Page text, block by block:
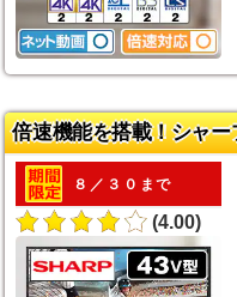
倍速機能を搭載！シャ
８／３０まで
(4.00)